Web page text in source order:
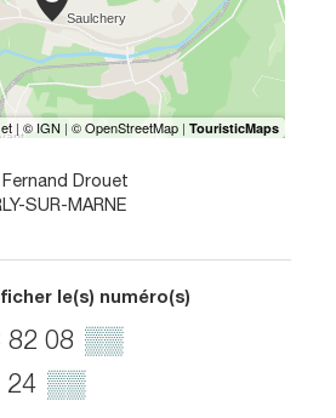
Drouet
SUR-MARNE
le(s) numéro(s)
82 08 ▒▒
24 ▒▒